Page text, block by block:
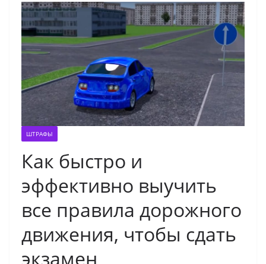
ШТРАФЫ
Как быстро и
эффективно выучить
все правила дорожного
движения, чтобы сдать
экзамен